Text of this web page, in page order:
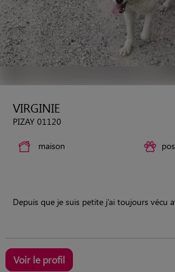
VIRGINIE
PIZAY 01120
maison
Depuis que je suis petite j’ai toujours vécu
Voir le profil